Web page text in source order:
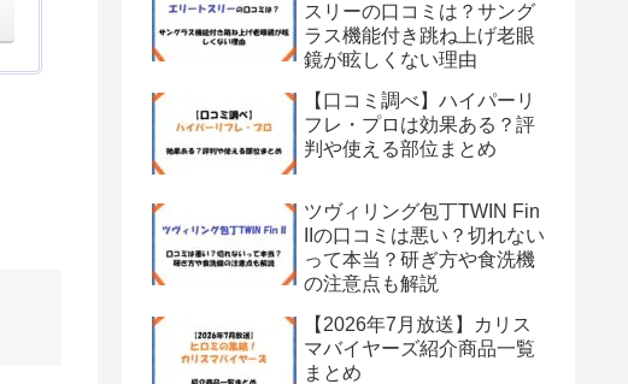
スリーの口コミは？サング
ラス機能付き跳ね上げ老眼
鏡が眩しくない理由
【口コミ調べ】ハイパーリ
フレ・プロは効果ある？評
判や使える部位まとめ
ツヴィリング包丁TWIN Fin
IIの口コミは悪い？切れない
って本当？研ぎ方や食洗機
の注意点も解説
【2026年7月放送】カリス
マバイヤーズ紹介商品一覧
まとめ